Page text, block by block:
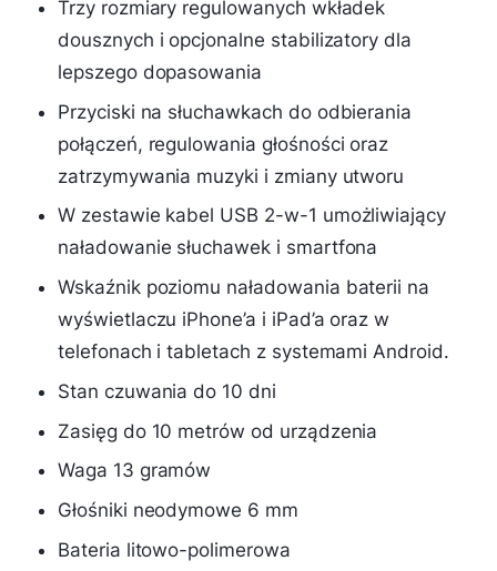
Trzy rozmiary regulowanych wkładek
dousznych i opcjonalne stabilizatory dla
lepszego dopasowania
Przyciski na słuchawkach do odbierania
połączeń, regulowania głośności oraz
zatrzymywania muzyki i zmiany utworu
W zestawie kabel USB 2-w-1 umożliwiający
naładowanie słuchawek i smartfona
Wskaźnik poziomu naładowania baterii na
wyświetlaczu iPhone’a i iPad’a oraz w
telefonach i tabletach z systemami Android.
Stan czuwania do 10 dni
Zasięg do 10 metrów od urządzenia
Waga 13 gramów
Głośniki neodymowe 6 mm
Bateria litowo-polimerowa